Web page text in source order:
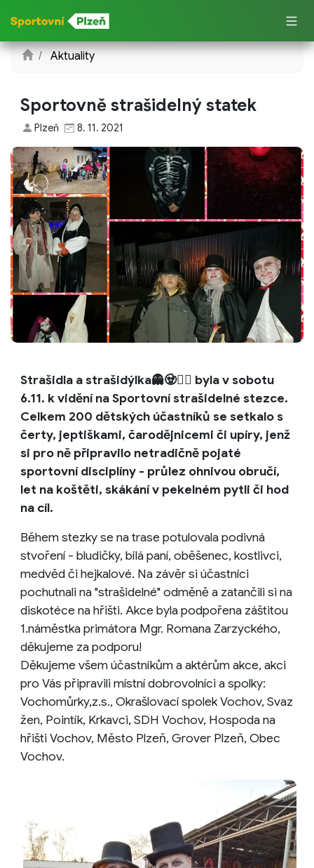
Aktuality
Sportovně strašidelný statek
Plzeň 8. 11. 2021
Strašidla a strašidýlka👻🧟🦹‍♀️ byla v sobotu
6.11. k vidění na Sportovní strašidelné stezce.
Celkem 200 dětských účastníků se setkalo s
čerty, jeptiškami, čarodějnicemi či upíry, jenž
si pro ně připravilo netradičně pojaté
sportovní disciplíny - průlez ohnivou obručí,
let na koštěti, skákání v pekelném pytli či hod
na cíl.
Během stezky se na trase potulovala podivná
stvoření - bludičky, bílá paní, oběšenec, kostlivci,
medvěd či hejkalové. Na závěr si účastníci
pochutnali na "strašidelné" odměně a zatančili si na
diskotéce na hřišti. Akce byla podpořena záštitou
1.náměstka primátora Mgr. Romana Zarzyckého,
děkujeme za podporu!
Děkujeme všem účastníkům a aktérům akce, akci
pro Vás připravili místní dobrovolníci a spolky:
Vochomůrky,z.s., Okrašlovací spolek Vochov, Svaz
žen, Pointík, Krkavci, SDH Vochov, Hospoda na
hřišti Vochov, Město Plzeň, Grover Plzeň, Obec
Vochov.